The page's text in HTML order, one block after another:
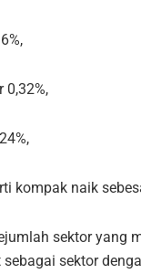
0,32%,
kompak naik
sektor yang
sektor